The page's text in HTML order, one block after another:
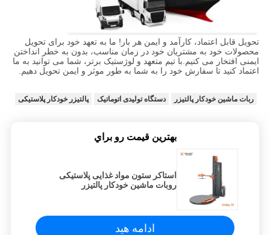
تحویل قابل اعتماد، کارآمد و ایمن هر بار! ما به تعهد خود برای تحویل
محصولات خود به مشتریان خود در زمان مناسب، بدون به خطر انداختن
ایمنی افتخار می کنیم.با تيم متعهد و لوژستيک برتر، شما می توانید به ما
اعتماد کنید تا سفارش خود را به شما به طور موثر و ایمن تحویل دهیم.
ربات ماشین خودکار پالتیزر دستگاه تولیدی اتوماتیک پالتیزر خودکار پلاستیکی
بهترين قيمت رو براي
استاکر ستون مواد غذایی پلاستیکی
روبات ماشین خودکار پالتیزر
ادامه هید